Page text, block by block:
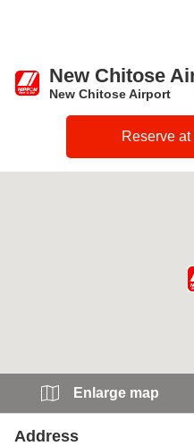
New Chitose
New Chitose Airport
Reserve
Enlarge map
Address